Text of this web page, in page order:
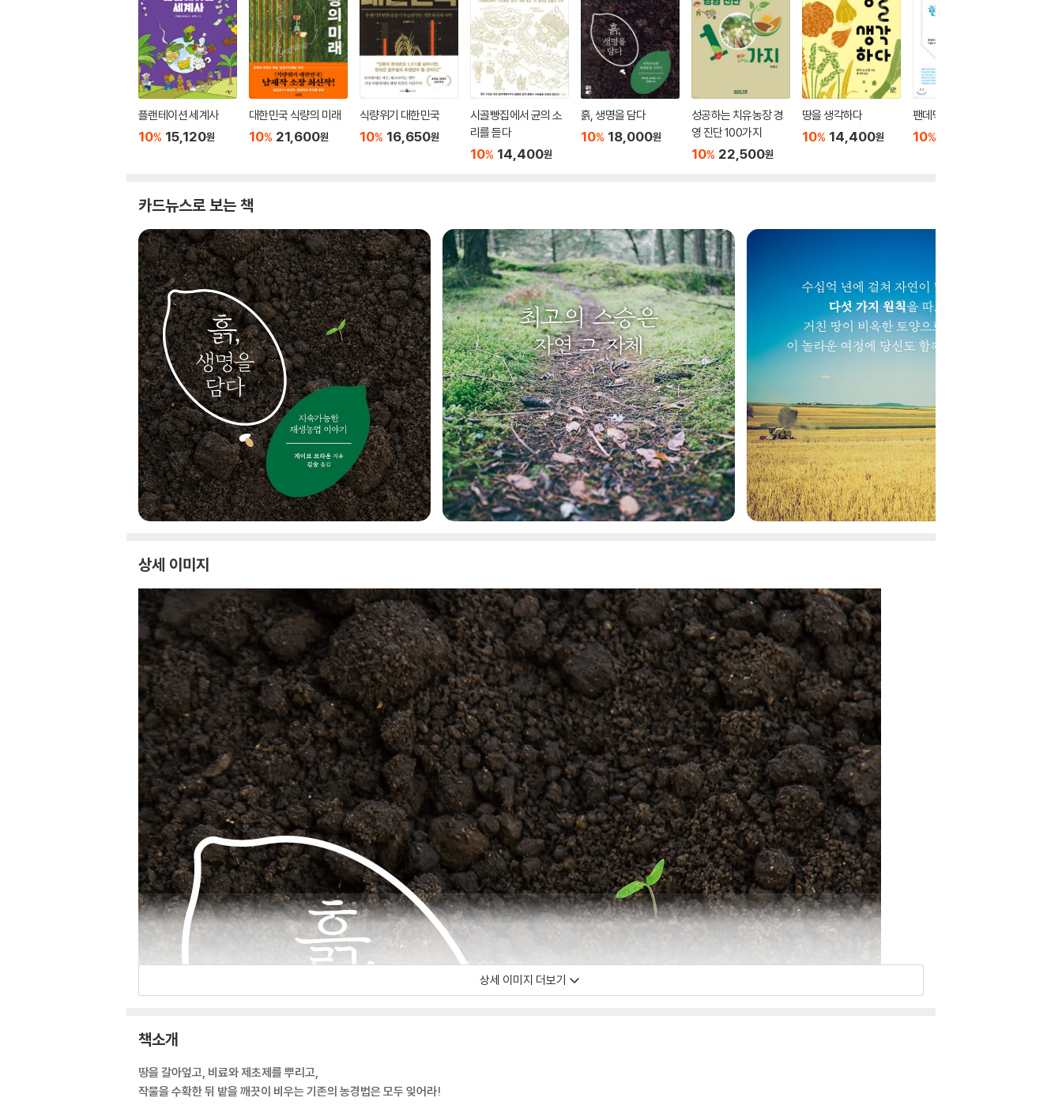
플랜테이션 세계사
10% 15,120원
대한민국 식량의 미래
10% 21,600원
식량위기 대한민국
10% 16,650원
시골빵집에서 균의 소
리를 듣다
10% 14,400원
흙, 생명을 담다
10% 18,000원
성공하는 치유농장 경
영 진단 100가지
10% 22,500원
땅을 생각하다
10% 14,400원
팬데믹의 현재적 기원
10%
카드뉴스로 보는 책
상세 이미지
상세 이미지 더보기
책소개
땅을 갈아엎고, 비료와 제초제를 뿌리고,
작물을 수확한 뒤 밭을 깨끗이 비우는 기존의 농경법은 모두 잊어라!